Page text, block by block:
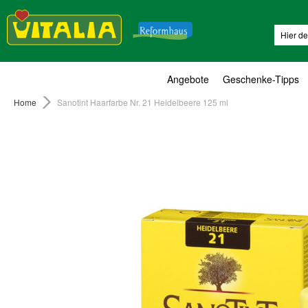
Angebote Geschenke-Tipps
Home Sanotint Haarfarbe Nr. 21 Heidelbeere 125 ml